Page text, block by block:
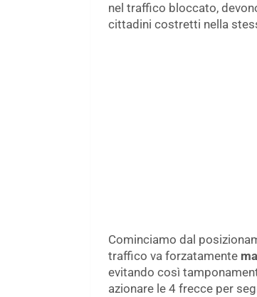
nel traffico bloccato,
cittadini costretti nella
Cominciamo dal
traffico va forzatamente
evitando così
azionare le 4 frecce per